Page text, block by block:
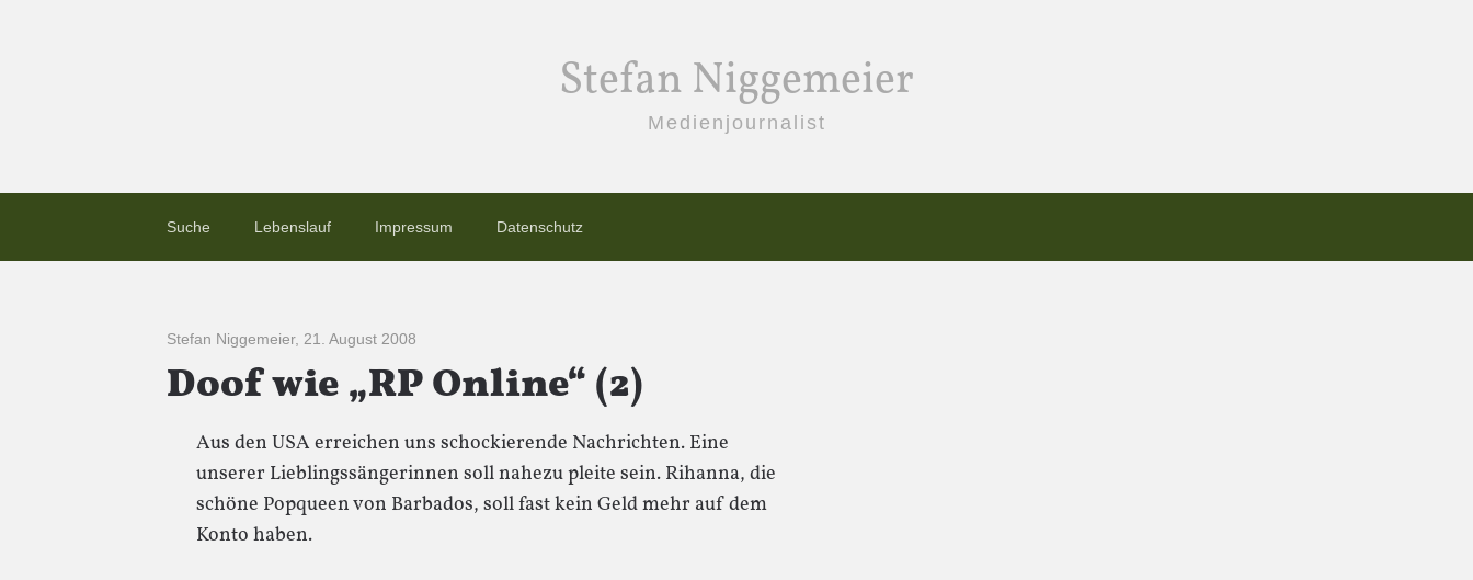
Stefan Niggemeier
Medienjournalist
Suche Lebenslauf Impressum Datenschutz
Stefan Niggemeier, 21. August 2008
Doof wie „RP Online“ (2)
Aus den USA erreichen uns schockierende Nachrichten. Eine
unserer Lieblingssängerinnen soll nahezu pleite sein. Rihanna, die
schöne Popqueen von Barbados, soll fast kein Geld mehr auf dem
Konto haben.